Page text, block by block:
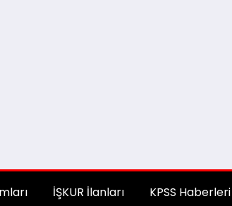
İŞKUR İlanları KPSS Haberleri